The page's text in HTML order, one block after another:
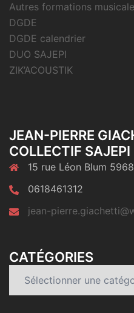
Autres formations
DGDE
DGDE calendrier
DUO SAJEPI
ZIK’ACOUSTIK
JEAN-PIERRE
COLLECTIF SAJEPI
15 rue Léon Blum
0618461312
jean-
CATÉGORIES